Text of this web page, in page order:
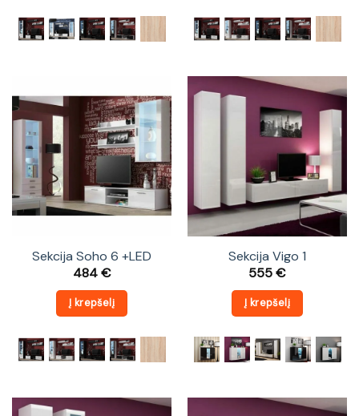
Sekcija Soho 6 +LED
484€
Į krepšelį
Sekcija Vigo 1
555€
Į krepšelį